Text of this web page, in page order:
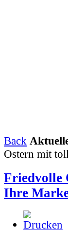
Back
Ostern mit
Friedvolle
Ihre